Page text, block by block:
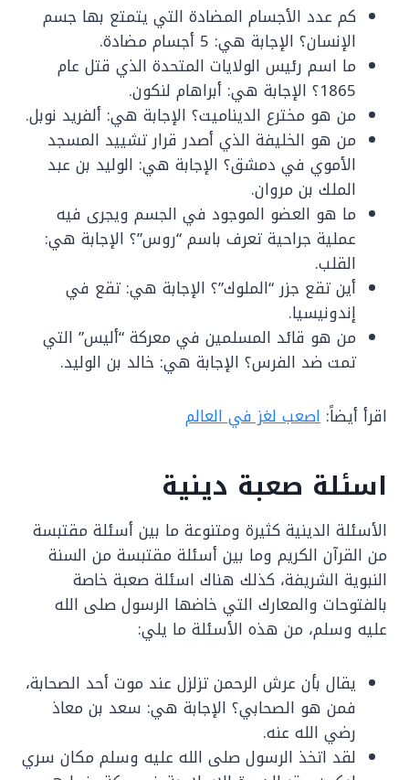
كم عدد الأجسام المضادة التي يتمتع بها جسم
الإنسان؟ الإجابة هي: 5 أجسام مضادة.
ما اسم رئيس الولايات المتحدة الذي قتل عام
1865؟ الإجابة هي: أبراهام لنكون.
من هو مخترع الديناميت؟ الإجابة هي: ألفريد نوبل.
من هو الخليفة الذي أصدر قرار تشييد المسجد
الأموي في دمشق؟ الإجابة هي: الوليد بن عبد
الملك بن مروان.
ما هو العضو الموجود في الجسم ويجرى فيه
عملية جراحية تعرف باسم “روس”؟ الإجابة هي:
القلب.
أين تقع جزر “الملوك”؟ الإجابة هي: تقع في
إندونيسيا.
من هو قائد المسلمين في معركة “أليس” التي
تمت ضد الفرس؟ الإجابة هي: خالد بن الوليد.
اقرأ أيضاً: اصعب لغز في العالم
اسئلة صعبة دينية
الأسئلة الدينية كثيرة ومتنوعة ما بين أسئلة مقتبسة
من القرآن الكريم وما بين أسئلة مقتبسة من السنة
النبوية الشريفة، كذلك هناك اسئلة صعبة خاصة
بالفتوحات والمعارك التي خاضها الرسول صلى الله
عليه وسلم، من هذه الأسئلة ما يلي:
يقال بأن عرش الرحمن تزلزل عند موت أحد الصحابة،
فمن هو الصحابي؟ الإجابة هي: سعد بن معاذ
رضي الله عنه.
لقد اتخذ الرسول صلى الله عليه وسلم مكان سري